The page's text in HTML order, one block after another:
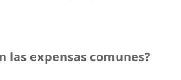
las expensas comunes?